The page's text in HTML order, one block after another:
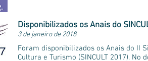
Disponibilizados os Anais do
3 de janeiro de 2018
Foram disponibilizados os Anais do II
Cultura e Turismo (SINCULT 2017).